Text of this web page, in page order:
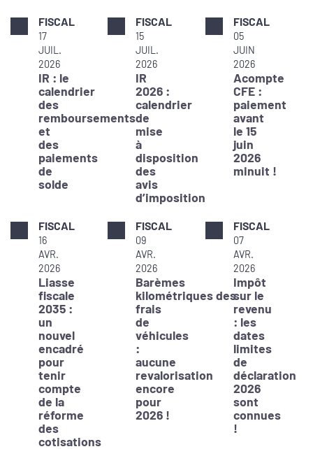
FISCAL
17
JUIL.
2026
IR : le
calendrier
des
remboursements
et
des
paiements
de
solde
FISCAL
15
JUIL.
2026
IR
2026 :
calendrier
de
mise
à
disposition
des
avis
d’imposition
FISCAL
05
JUIN
2026
Acompte
CFE :
paiement
avant
le 15
juin
2026
minuit !
FISCAL
16
AVR.
2026
Liasse
fiscale
2035 :
un
nouvel
encadré
pour
tenir
compte
de la
réforme
des
cotisations
FISCAL
09
AVR.
2026
Barèmes
kilométriques des
frais
de
véhicules
:
aucune
revalorisation
encore
pour
2026 !
FISCAL
07
AVR.
2026
Impôt
sur le
revenu
: les
dates
limites
de
déclaration
2026
sont
connues
!